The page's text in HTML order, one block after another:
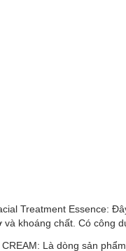
Treatment Essence:
và khoáng chất. Có công
CREAM: Là dòng sản